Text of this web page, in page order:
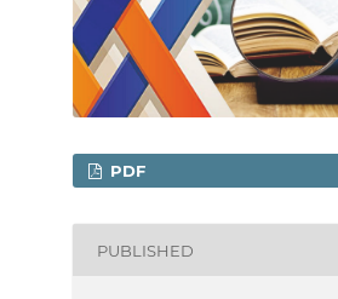
PDF
PUBLISHED